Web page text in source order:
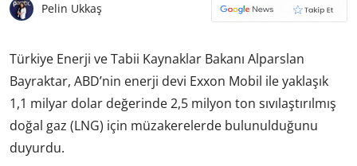
Pelin Ukkaş
Türkiye Enerji ve Tabii Kaynaklar Bakanı Alparslan
Bayraktar, ABD’nin enerji devi Exxon Mobil ile yaklaşık
1,1 milyar dolar değerinde 2,5 milyon ton sıvılaştırılmış
doğal gaz (LNG) için müzakerelerde bulunulduğunu
duyurdu.